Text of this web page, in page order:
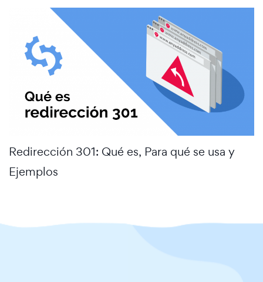
Redirección 301: Qué es, Para qué se usa y
Ejemplos